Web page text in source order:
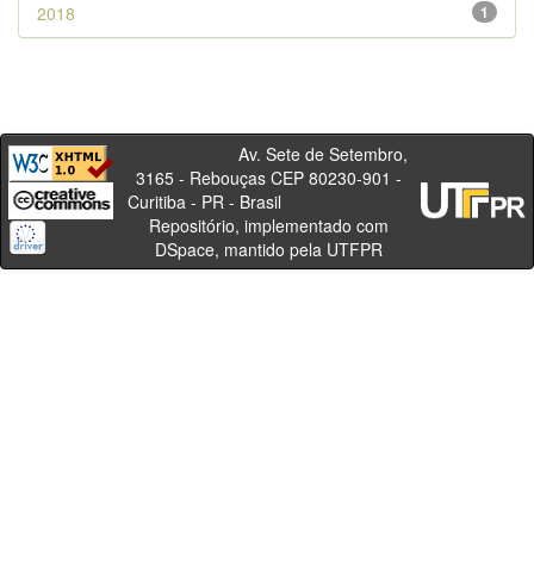
1
2018
Av. Sete de Setembro,
3165 - Rebouças CEP 80230-901 -
Curitiba - PR - Brasil
Repositório, implementado com
DSpace, mantido pela UTFPR